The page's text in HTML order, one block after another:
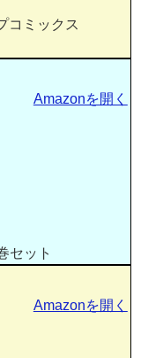
コミックス
セット
Amazonを開く
Amazonを開く